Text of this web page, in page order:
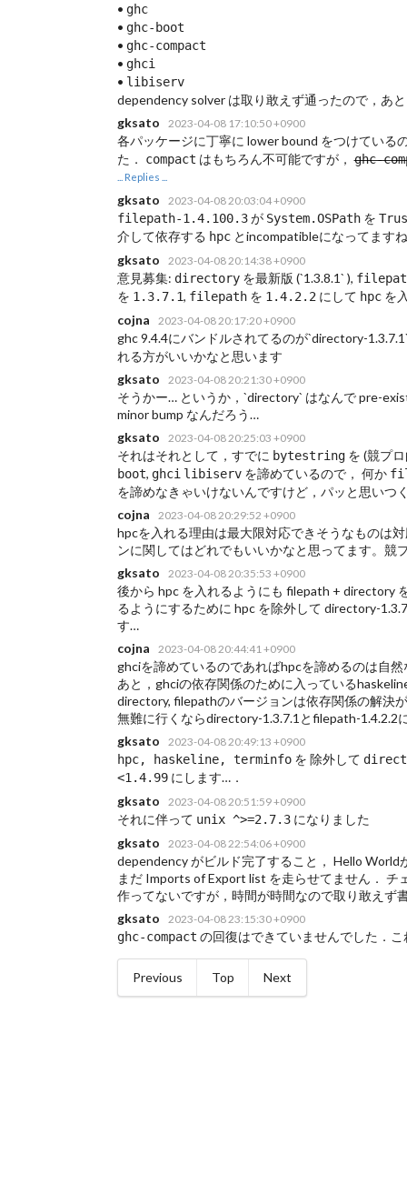
• ghc
• ghc-boot
• ghc-compact
• ghci
• libiserv
dependency solver は取り敢えず通ったので，あ
gksato
2023-04-08 17:10:50 +0900
各パッケージに丁寧に lower bound をつけている
た．
compact はもちろん不可能ですが，ghc-
... Replies ...
gksato 2023-04-08 20:03:04 +0900
filepath-1.4.100.3が System.OSPathを
介して依存する hpcとincompatibleになってます
gksato
2023-04-08 20:14:38 +0900
意見募集: directoryを最新版 (`1.3.8.1` ),
を 1.3.7.1, filepathを 1.4.2.2 にして hpcを
cojna
2023-04-08 20:17:20 +0900
ghc 9.4.4にバンドルされてるのが`directory-
れる方がいいかなと思います
gksato
2023-04-08 20:21:30 +0900
そうかー… というか，`directory` はなんで pre-
minor bump なんだろう…
gksato
2023-04-08 20:25:03 +0900
それはそれとして，すでに bytestringを (競プ
boot, ghci libiservを諦めているので， 何か
を諦めなきゃいけないんですけど，パッと思いつ
cojna
2023-04-08 20:29:52 +0900
hpcを入れる理由は最大限対応できそうなものは
ンに関してはどれでもいいかなと思ってます。競
gksato
2023-04-08 20:35:53 +0900
後から hpc を入れるようにも filepath + directory
るようにするために hpc を除外して directory-
す…
cojna
2023-04-08 20:44:41 +0900
ghciを諦めているのであればhpcを諦めるのは自
あと，ghciの依存関係のために入っている
directory, filepathのバージョンは依存関係の解決
無難に行くならdirectory-1.3.7.1とfilepath-1.4.2.2
gksato
2023-04-08 20:49:13 +0900
hpc, haskeline, terminfoを 除外して
<1.4.99にします…．
gksato
2023-04-08 20:51:59 +0900
それに伴って unix ^>=2.7.3になりました
gksato
2023-04-08 22:54:06 +0900
dependency がビルド完了すること， Hello
まだ Imports of Export list を走らせてません．
作ってないですが，時間が時間なので取り敢えず
gksato
2023-04-08 23:15:30 +0900
ghc-compact の回復はできていませんでした．
Previous Top Next